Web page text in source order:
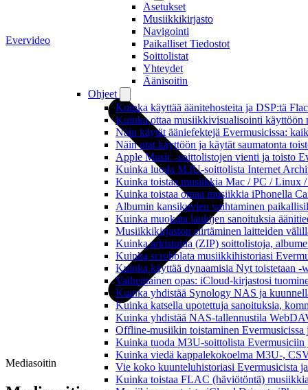
Asetukset
Musiikkikirjasto
Navigointi
Paikalliset Tiedostot
Soittolistat
Yhteydet
Äänisoitin
Ohjeet
Kuinka käyttää äänitehosteita ja DSP:tä
Kuinka ottaa musiikkivisualisointi käyttöön
Näin käytät ääniefektejä Evermusicissa:
Näin otat käyttöön ja käytät saumatonta
Apple Music -soittolistojen vienti ja toisto
Kuinka luoda M3U-soittolista Internet
Kuinka toistaa musiikkia Mac / PC / Linux
Kuinka toistaa omaa musiikkia iPhonella
Albumin kansikuvien vaihtaminen
Kuinka muokata laulujen sanoituksia
Musiikkikirjaston siirtäminen laitteiden
Kuinka arkistoida (ZIP) soittolistoja,
Kuinka scrobblata musiikkihistoriasi
Kuinka käyttää dynaamisia Nyt toistetaan
Vaiheittainen opas: iCloud-kirjastosi
Kuinka yhdistää Synology NAS ja
Kuinka katsella upotettuja sanoituksia,
Kuinka yhdistää NAS-tallennustila
Offline-musiikin toistaminen
Kuinka tuoda M3U-soittolista Evermusiciin
Kuinka viedä kappalekokoelma M3U-,
Vie koko kuunteluhistoriasi Evermusicista
Kuinka toistaa FLAC (häviötöntä)
Evervideo
Mediasoitin